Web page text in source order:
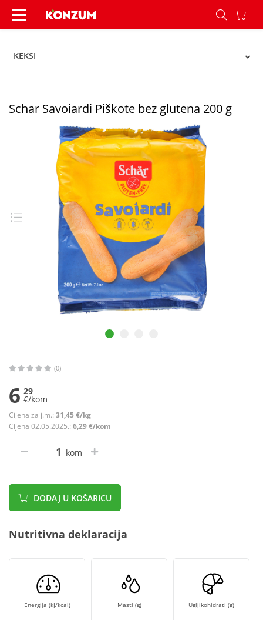
Schar Savoiardi Piškote bez glutena 200 g -
KEKSI
Schar Savoiardi Piškote bez glutena 200 g
(0)
6 29
€/kom
Cijena za j.m.: 31,45 €/kg
Cijena 02.05.2025.: 6,29 €/kom
kom
DODAJ U KOŠARICU
Nutritivna deklaracija
Energija (kJ/kcal) Masti (g) Ugljikohidrati (g)